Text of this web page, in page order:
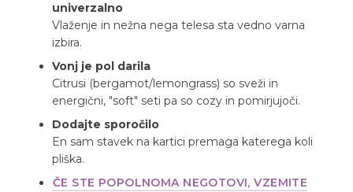
univerzalno
Vlaženje in nežna nega telesa sta vedno varna
izbira.
Vonj je pol darila
Citrusi (bergamot/lemongrass) so sveži in
energični, "soft" seti pa so cozy in pomirjujoči.
Dodajte sporočilo
En sam stavek na kartici premaga katerega koli
pliška.
ČE STE POPOLNOMA NEGOTOVI, VZEMITE